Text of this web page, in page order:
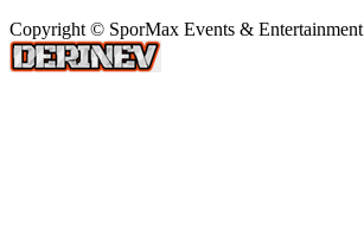
Copyright © SporMax Events & Entertainment